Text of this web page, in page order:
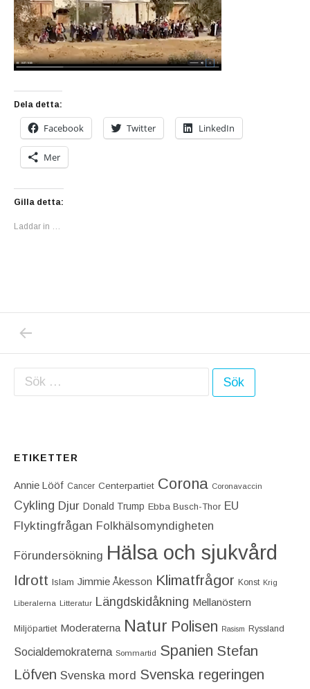
Dela detta:
Facebook Twitter LinkedIn
Mer
Gilla detta:
Laddar in …
Inläggsnavigering
Sök efter:
ETIKETTER
Annie Lööf Cancer Centerpartiet‎ Corona Coronavaccin
Cykling Djur Donald Trump Ebba Busch-Thor EU
Flyktingfrågan Folkhälsomyndigheten
Förundersökning Hälsa och sjukvård
Idrott Islam Jimmie Åkesson Klimatfrågor Konst Krig
Liberalerna Litteratur Längdskidåkning Mellanöstern
Miljöpartiet Moderaterna Natur Polisen Rasism Ryssland
Socialdemokraterna Sommartid Spanien Stefan
Löfven Svenska mord Svenska regeringen